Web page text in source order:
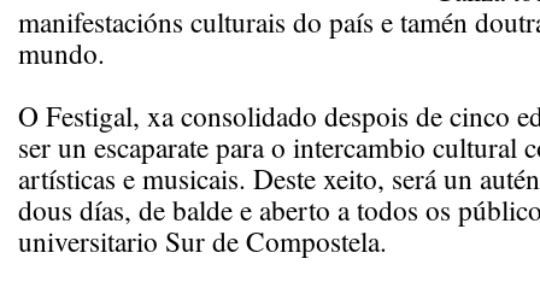
manifestacións culturais do país e tamén
mundo.
O Festigal, xa consolidado despois de cinco
ser un escaparate para o intercambio cultural
artísticas e musicais. Deste xeito, será un
dous días, de balde e aberto a todos os
universitario Sur de Compostela.